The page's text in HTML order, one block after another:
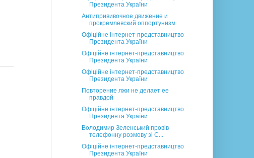
Президента України
Антипрививочное движение и
прокремлевский оппортунизм
Офіційне інтернет-представництво
Президента України
Офіційне інтернет-представництво
Президента України
Офіційне інтернет-представництво
Президента України
Повторение лжи не делает ее
правдой
Офіційне інтернет-представництво
Президента України
Володимир Зеленський провів
телефонну розмову зі С...
Офіційне інтернет-представництво
Президента України